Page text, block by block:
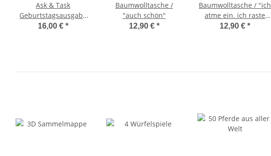
Ask & Task
Geburtstagsausgabe
(Deutsch)
16,00 €*
Baumwolltasche /
"auch schön"
12,90 € *
Baumwolltasche / "ich
atme ein. ich raste
aus."
12,90 €*